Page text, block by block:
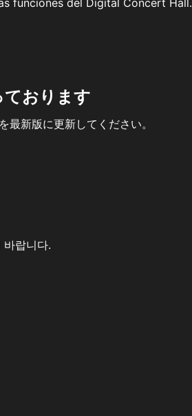
funciones del Digital Concert Hall.
おります
新版に更新してください。
랍니다.